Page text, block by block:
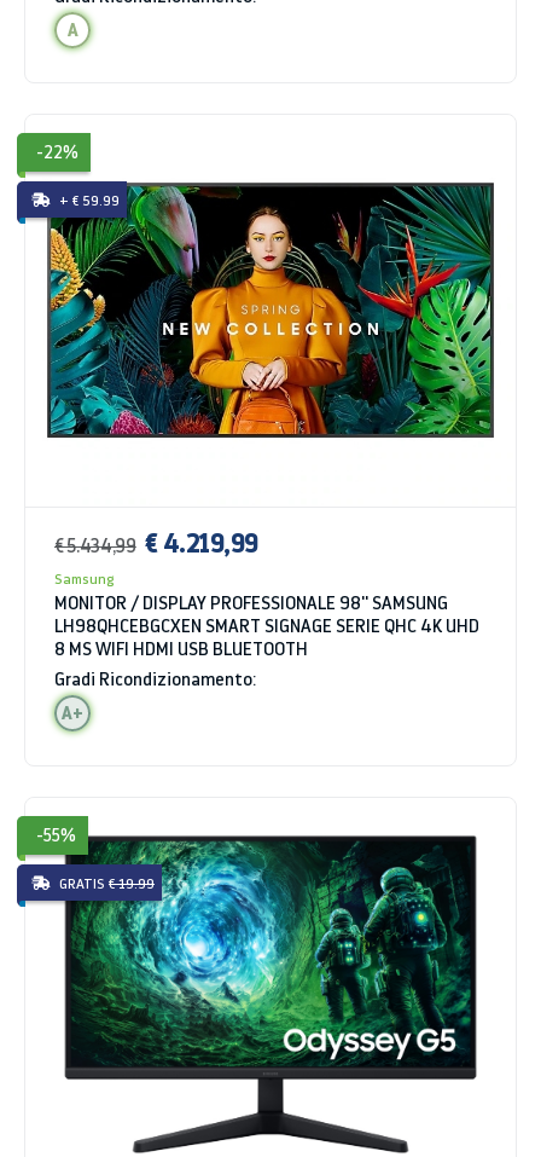
A
-22%
+ € 59.99
€ 5.434,99 € 4.219,99
Samsung
MONITOR / DISPLAY PROFESSIONALE 98'' SAMSUNG
LH98QHCEBGCXEN SMART SIGNAGE SERIE QHC 4K UHD
8 MS WIFI HDMI USB BLUETOOTH
Gradi Ricondizionamento:
A+
-55%
GRATIS € 19.99